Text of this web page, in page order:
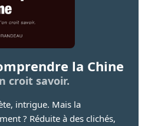
la Chine
croit savoir.
intrigue. Mais la
? Réduite à des clichés,